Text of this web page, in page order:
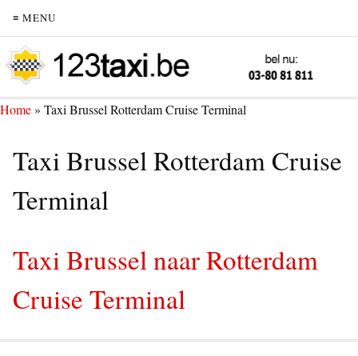
≡ MENU
Home» Taxi Brussel Rotterdam Cruise Terminal
Taxi Brussel Rotterdam Cruise
Terminal
Taxi Brussel naar Rotterdam
Cruise Terminal